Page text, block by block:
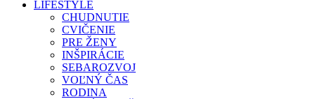
LIFESTYLE
CHUDNUTIE
CVIČENIE
PRE ŽENY
INŠPIRÁCIE
SEBAROZVOJ
VOĽNÝ ČAS
RODINA